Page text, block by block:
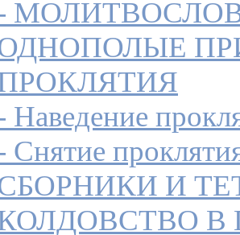
Наведение
Снятие
И
В